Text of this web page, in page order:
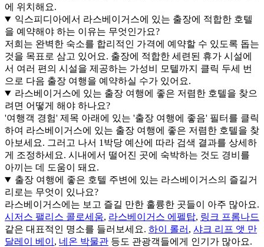
에 위치해요.
익스피디아에서 라스베이거스에 있는 출장에 적합한 호텔
을 예약해야 하는 이유는 무엇인가요?
저희는 완벽한 숙소를 합리적인 가격에 예약할 수 있도록 돕는
것을 목표로 삼고 있어요. 출장에 적합한 세련된 휴가 시설에
서 여러 편의 시설을 제공하는 가성비 모텔까지 클릭 두세 번
으로 다음 출장 여행을 예약하실 수가 있어요.
라스베이거스에 있는 출장 여행에 좋은 저렴한 호텔을 찾으
려면 어떻게 해야 하나요?
'여행객 경험' 제목 아래에 있는 '출장 여행에 좋음' 필터를 클릭
하여 라스베이거스에 있는 출장 여행에 좋은 저렴한 호텔을 찾
아보세요. 그러고 나서 1박당 예산에 따라 검색 결과를 상세하
게 조정하세요. 시내에서 떨어진 곳에 숙박하는 것도 경비를
아끼는 데 도움이 돼요.
출장 여행에 좋은 호텔 주변에 있는 라스베이거스의 즐길거
리로는 무엇이 있나요?
라스베이거스에는 보고 즐길 만한 훌륭한 곳들이 아주 많아요.
시저스 팰리스 콜로세움, 라스베이거스 에펠탑, 링크 프롬나드
같은 대표적인 명소를 들러보세요. 하이 롤러 , 샤크 리프 앳 만
달레이 베이 , 네온 박물관 등도 관광객들에게 인기가 많아요.